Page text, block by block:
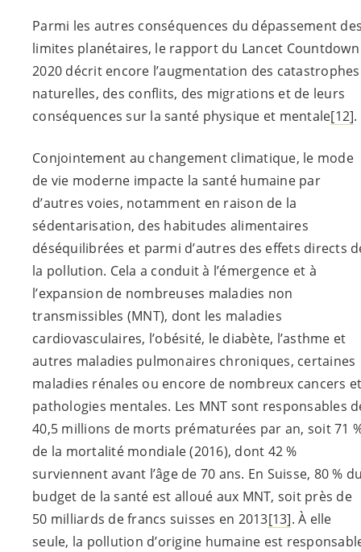
Parmi les autres conséquences du dépassement
limites planétaires, le rapport du Lancet Countdown
2020 décrit encore l’augmentation des catastrophes
naturelles, des conflits, des migrations et de leurs
conséquences sur la santé physique et mentale[12].
Conjointement au changement climatique, le mode
de vie moderne impacte la santé humaine par
d’autres voies, notamment en raison de la
sédentarisation, des habitudes alimentaires
déséquilibrées et parmi d’autres des effets directs
la pollution. Cela a conduit à l’émergence et à
l’expansion de nombreuses maladies non
transmissibles (MNT), dont les maladies
cardiovasculaires, l’obésité, le diabète, l’asthme et
autres maladies pulmonaires chroniques, certaines
maladies rénales ou encore de nombreux cancers
pathologies mentales. Les MNT sont responsables
40,5 millions de morts prématurées par an, soit 71
de la mortalité mondiale (2016), dont 42 %
surviennent avant l’âge de 70 ans. En Suisse, 80 %
budget de la santé est alloué aux MNT, soit près de
50 milliards de francs suisses en 2013[13]. À elle
seule, la pollution d’origine humaine est